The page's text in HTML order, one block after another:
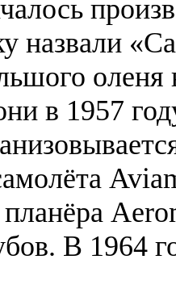
назвали
в 1957
В 1964